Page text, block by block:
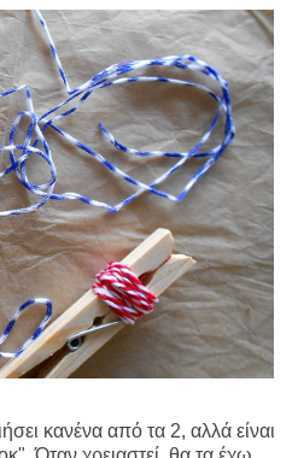
κανένα από τα 2, αλλά είναι